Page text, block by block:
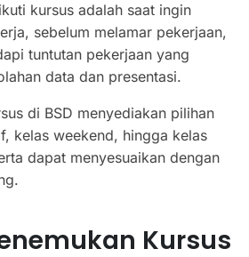
kursus adalah saat ingin
sebelum melamar pekerjaan,
tuntutan pekerjaan yang
data dan presentasi.
di BSD menyediakan pilihan
kelas weekend, hingga kelas
dapat menyesuaikan dengan
Kursus